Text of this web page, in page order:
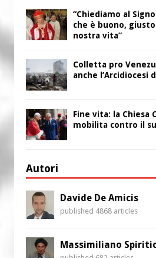
“Chiediamo al
che è buono,
nostra vita”
Colletta pro
anche l’Arcidiocesi
Fine vita: la Chiesa
mobilita contro il
Autori
Davide De Amicis
published 4868 articles
Massimiliano